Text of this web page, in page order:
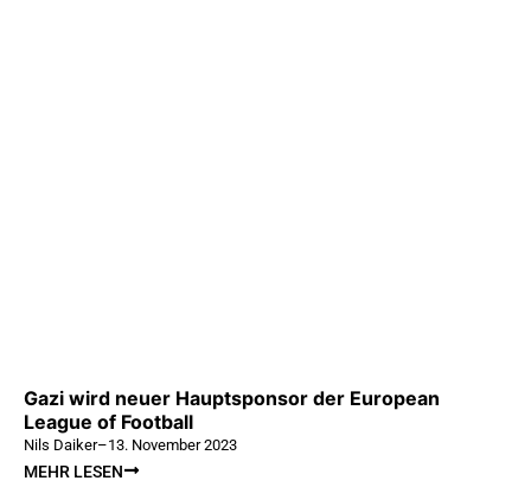
Gazi wird neuer Hauptsponsor der European
League of Football
Nils Daiker–13. November 2023
MEHR LESEN